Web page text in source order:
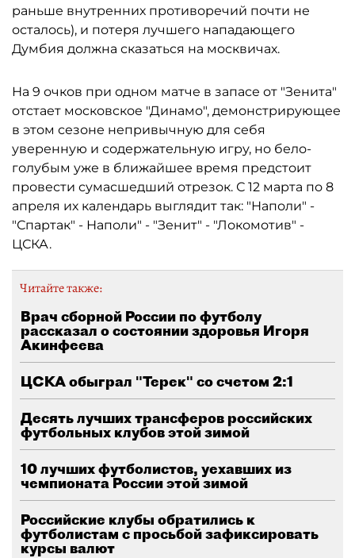
раньше внутренних противоречий почти не
осталось), и потеря лучшего нападающего
Думбия должна сказаться на москвичах.
На 9 очков при одном матче в запасе от "Зенита"
отстает московское "Динамо", демонстрирующее
в этом сезоне непривычную для себя
уверенную и содержательную игру, но бело-
голубым уже в ближайшее время предстоит
провести сумасшедший отрезок. С 12 марта по 8
апреля их календарь выглядит так: "Наполи" -
"Спартак" - Наполи" - "Зенит" - "Локомотив" -
ЦСКА.
Читайте также:
Врач сборной России по футболу
рассказал о состоянии здоровья Игоря
Акинфеева
ЦСКА обыграл "Терек" со счетом 2:1
Десять лучших трансферов российских
футбольных клубов этой зимой
10 лучших футболистов, уехавших из
чемпионата России этой зимой
Российские клубы обратились к
футболистам с просьбой зафиксировать
курсы валют